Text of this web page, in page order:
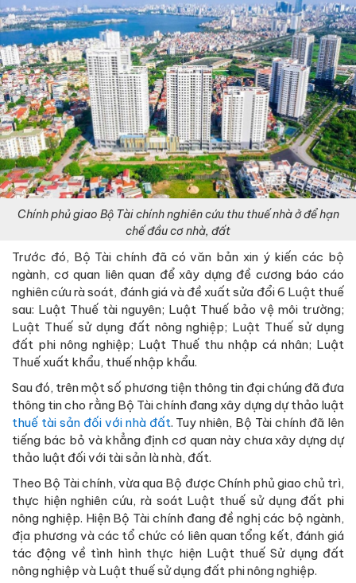
Chính phủ giao Bộ Tài chính nghiên cứu thu thuế nhà ở để hạn
chế đầu cơ nhà, đất
Trước đó, Bộ Tài chính đã có văn bản xin ý kiến các bộ
ngành, cơ quan liên quan để xây dựng đề cương báo cáo
nghiên cứu rà soát, đánh giá và đề xuất sửa đổi 6 Luật thuế
sau: Luật Thuế tài nguyên; Luật Thuế bảo vệ môi trường;
Luật Thuế sử dụng đất nông nghiệp; Luật Thuế sử dụng
đất phi nông nghiệp; Luật Thuế thu nhập cá nhân; Luật
Thuế xuất khẩu, thuế nhập khẩu.
Sau đó, trên một số phương tiện thông tin đại chúng đã đưa
thông tin cho rằng Bộ Tài chính đang xây dựng dự thảo luật
thuế tài sản đối với nhà đất. Tuy nhiên, Bộ Tài chính đã lên
tiếng bác bỏ và khẳng định cơ quan này chưa xây dựng dự
thảo luật đối với tài sản là nhà, đất.
Theo Bộ Tài chính, vừa qua Bộ được Chính phủ giao chủ trì,
thực hiện nghiên cứu, rà soát Luật thuế sử dụng đất phi
nông nghiệp. Hiện Bộ Tài chính đang đề nghị các bộ ngành,
địa phương và các tổ chức có liên quan tổng kết, đánh giá
tác động về tình hình thực hiện Luật thuế Sử dụng đất
nông nghiệp và Luật thuế sử dụng đất phi nông nghiệp.